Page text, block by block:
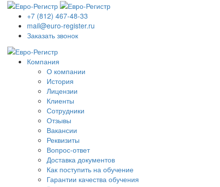
+7 (812) 467-48-33
mail@euro-register.ru
Заказать звонок
Компания
О компании
История
Лицензии
Клиенты
Сотрудники
Отзывы
Вакансии
Реквизиты
Вопрос-ответ
Доставка документов
Как поступить на обучение
Гарантии качества обучения